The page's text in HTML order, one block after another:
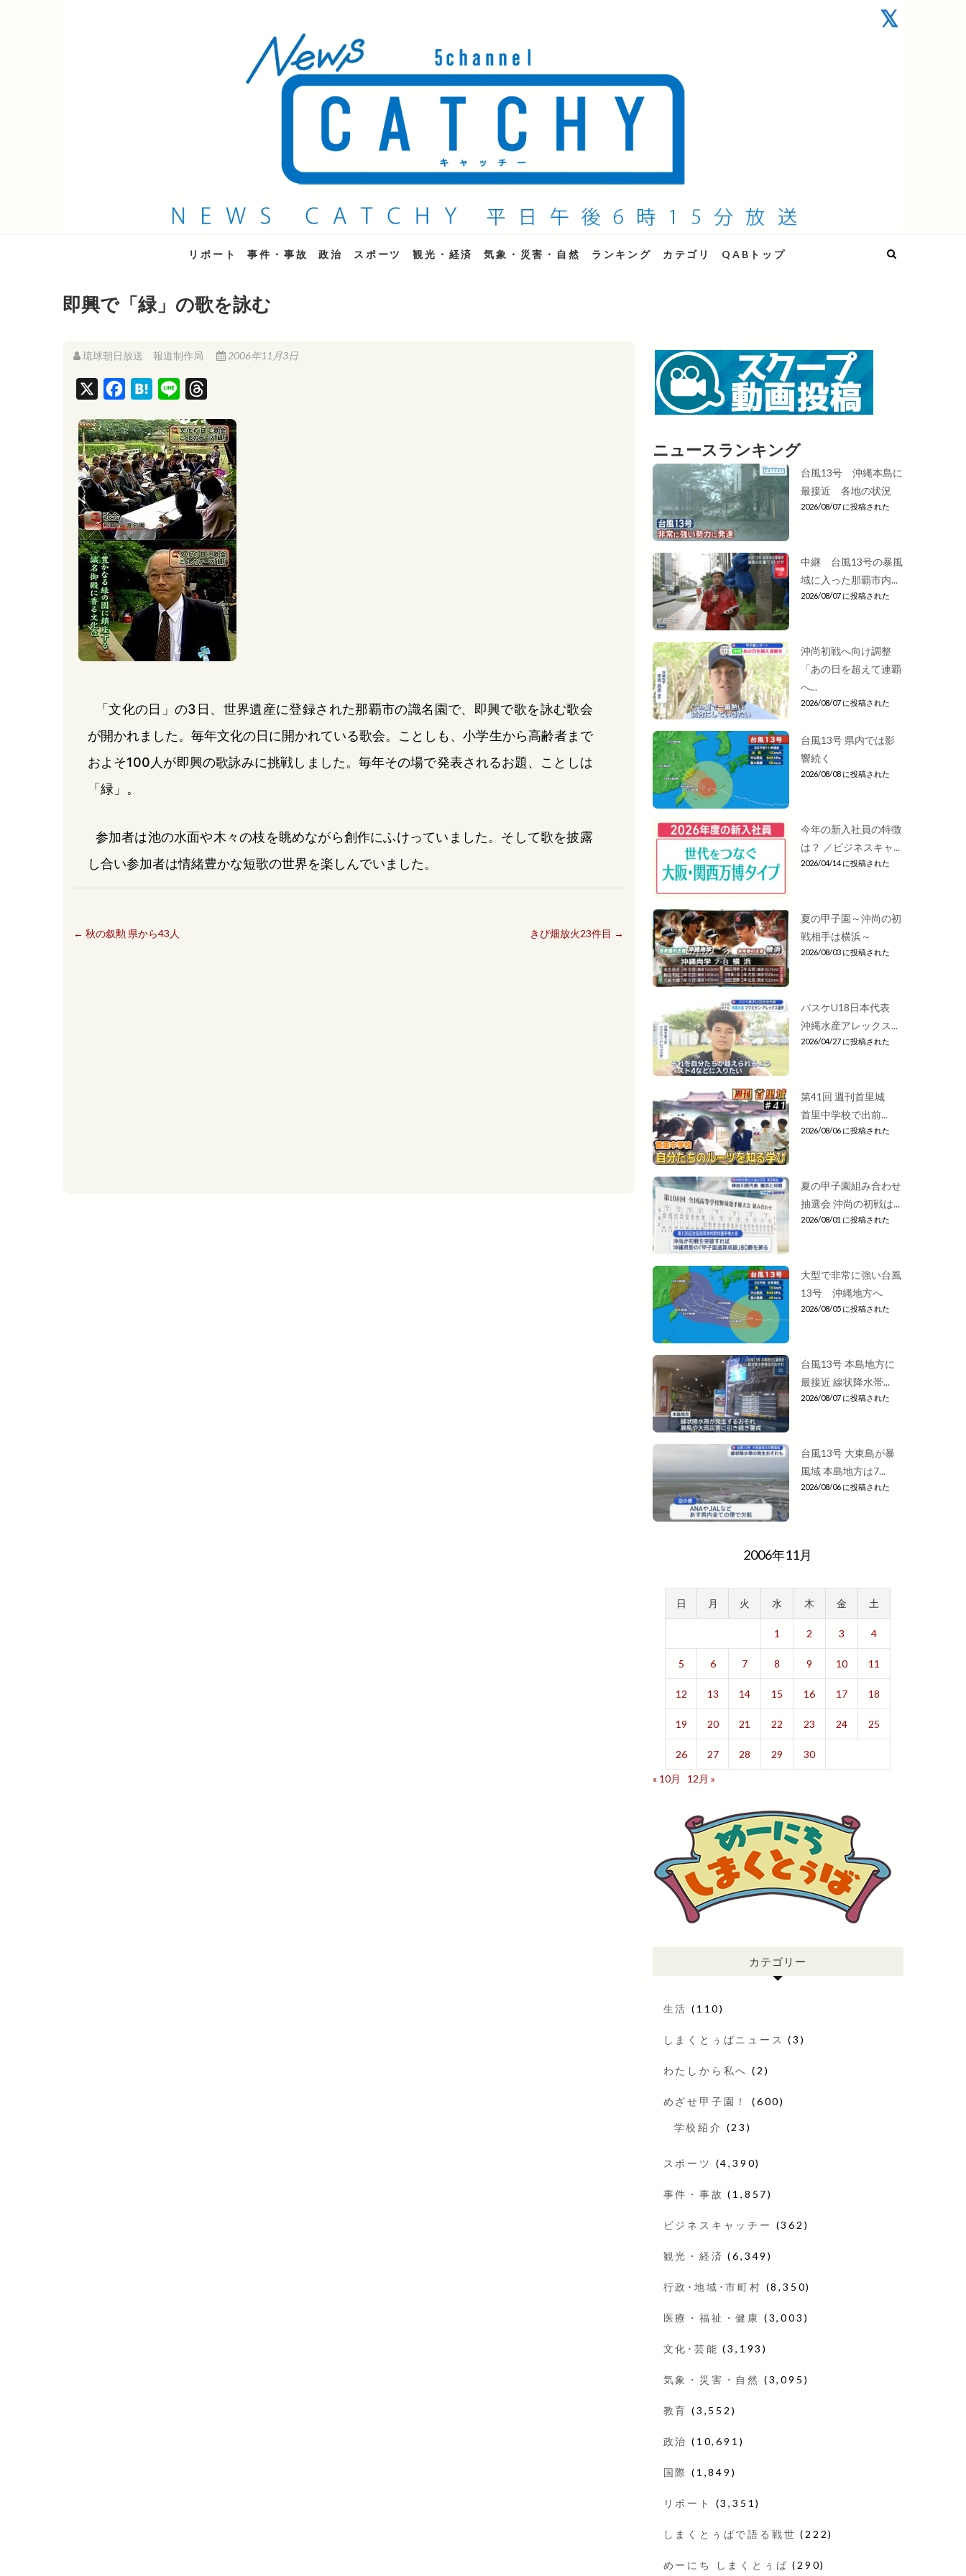
QAB NEWS Headline
キャッチー 月曜〜金曜 午後6時15分放送
リポート 事件・事故 政治 スポーツ 観光・経済 気象・災害・自然 ランキング カテゴリ QABトップ
即興で「緑」の歌を詠む
琉球朝日放送 報道制作局 2006年11月3日
c
e
b
o
o
k
H
t
e
n
a
n
e
r
e
a
d
s
「文化の日」の3日、世界遺産に登録された那覇市の識名園で、即興で歌を詠む歌会
が開かれました。毎年文化の日に開かれている歌会。ことしも、小学生から高齢者まで
およそ100人が即興の歌詠みに挑戦しました。毎年その場で発表されるお題、ことしは
「緑」。
参加者は池の水面や木々の枝を眺めながら創作にふけっていました。そして歌を披露
し合い参加者は情緒豊かな短歌の世界を楽しんでいました。
← 秋の叙勲 県から43人 きび畑放火23件目 →
ニュースランキング
台風13号 沖縄本島に
最接近 各地の状況
2026/08/07 に投稿された
中継 台風13号の暴風
域に入った那覇市内...
2026/08/07 に投稿された
沖尚初戦へ向け調整
「あの日を超えて連覇
へ...
2026/08/07 に投稿された
台風13号 県内では影
響続く
2026/08/08 に投稿された
今年の新入社員の特徴
は？ ／ビジネスキャ...
2026/04/14 に投稿された
夏の甲子園～沖尚の初
戦相手は横浜～
2026/08/03 に投稿された
バスケU18日本代表
沖縄水産アレックス...
2026/04/27 に投稿された
第41回 週刊首里城
首里中学校で出前...
2026/08/06 に投稿された
夏の甲子園組み合わせ
抽選会 沖尚の初戦は...
2026/08/01 に投稿された
大型で非常に強い台風
13号 沖縄地方へ
2026/08/05 に投稿された
台風13号 本島地方に
最接近 線状降水帯...
2026/08/07 に投稿された
台風13号 大東島が暴
風域 本島地方は7...
2026/08/06 に投稿された
2006年11月
日 月 火 水 木 金 土
1 2 3 4
5 6 7 8 9 10 11
12 13 14 15 16 17 18
19 20 21 22 23 24 25
26 27 28 29
30
« 10月
12月 »
カテゴリー
生活 (110)
しまくとぅばニュース (3)
わたしから私へ (2)
めざせ甲子園！ (600)
学校紹介 (23)
スポーツ (4,390)
事件・事故 (1,857)
ビジネスキャッチー (362)
観光・経済 (6,349)
行政･地域･市町村 (8,350)
医療・福祉・健康 (3,003)
文化･芸能 (3,193)
気象・災害・自然 (3,095)
教育 (3,552)
政治 (10,691)
国際 (1,849)
リポート (3,351)
しまくとぅばで語る戦世 (222)
めーにち しまくとぅば (290)